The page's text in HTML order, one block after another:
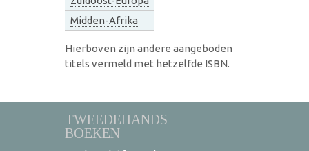
Midden-Afrika
Hierboven zijn andere aangeboden
titels vermeld met hetzelfde ISBN.
TWEEDEHANDS
BOEKEN